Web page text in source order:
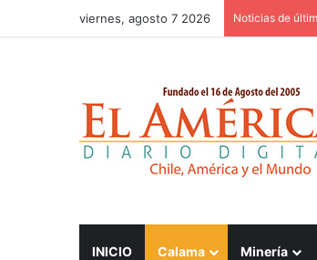
viernes, agosto 7 2026 Noticias de
INICIO Calama Minería